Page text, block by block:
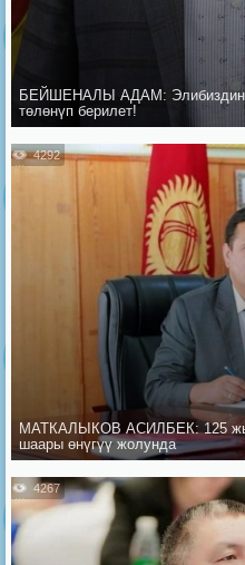
БЕЙШЕНАЛЫ АДАМ: Элибиздин
төлөнүп берилет!
4292
МАТКАЛЫКОВ АСИЛБЕК: 125
шаары өнүгүү жолунда
4267